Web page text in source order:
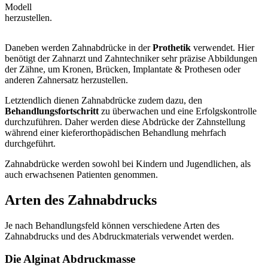
Modell
herzustellen.
Daneben werden Zahnabdrücke in derProthetik verwendet. Hier
benötigt der Zahnarzt und Zahntechniker sehr präzise Abbildungen
der Zähne, um Kronen, Brücken, Implantate & Prothesen oder
anderen Zahnersatz herzustellen.
Letztendlich dienen Zahnabdrücke zudem dazu, den
Behandlungsfortschritt zu überwachen und eine Erfolgskontrolle
durchzuführen. Daher werden diese Abdrücke der Zahnstellung
während einer kieferorthopädischen Behandlung mehrfach
durchgeführt.
Zahnabdrücke werden sowohl bei Kindern und Jugendlichen, als
auch erwachsenen Patienten genommen.
Arten des Zahnabdrucks
Je nach Behandlungsfeld können verschiedene Arten des
Zahnabdrucks und des Abdruckmaterials verwendet werden.
Die Alginat Abdruckmasse